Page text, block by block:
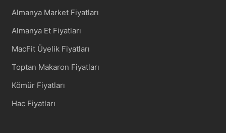
Almanya Market Fiyatları
Almanya Et Fiyatları
MacFit Üyelik Fiyatları
Toptan Makaron Fiyatları
Kömür Fiyatları
Hac Fiyatları